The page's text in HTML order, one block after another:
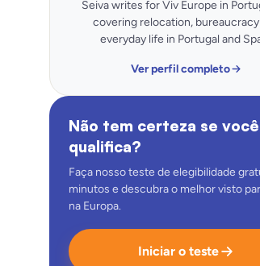
Seiva writes for Viv Europe in
covering relocation,
everyday life in Portugal and
Ver perfil completo
Não tem certeza se
qualifica?
Faça nosso teste de elegibilidade
minutos e descubra o melhor visto
na Europa.
Iniciar o teste